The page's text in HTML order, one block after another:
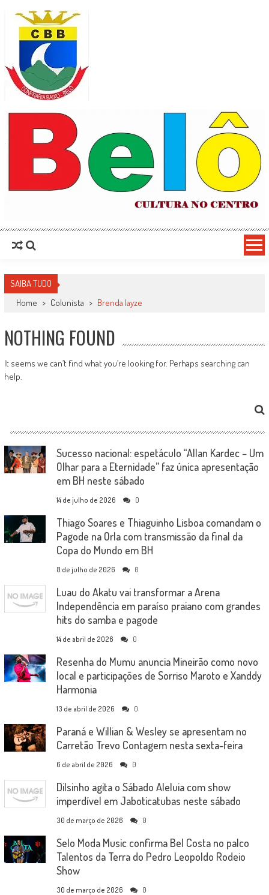
SAIBA TUDO
Home > Colunista > Brenda layze
NOTHING FOUND
It seems we can’t find what you’re looking for. Perhaps searching can
help.
Sucesso nacional: espetáculo “Allan Kardec – Um
Olhar para a Eternidade” faz única apresentação
em BH neste sábado
14 de julho de 2026 0
Thiago Soares e Thiaguinho Lisboa comandam o
Pagode na Orla com transmissão da final da
Copa do Mundo em BH
8 de julho de 2026 0
Luau do Akatu vai transformar a Arena
Independência em paraíso praiano com grandes
hits do samba e pagode
14 de abril de 2026 0
Resenha do Mumu anuncia Mineirão como novo
local e participações de Sorriso Maroto e Xanddy
Harmonia
13 de abril de 2026 0
Paraná e Willian & Wesley se apresentam no
Carretão Trevo Contagem nesta sexta-feira
6 de abril de 2026 0
Dilsinho agita o Sábado Aleluia com show
imperdível em Jaboticatubas neste sábado
30 de março de 2026 0
Selo Moda Music confirma Bel Costa no palco
Talentos da Terra do Pedro Leopoldo Rodeio
Show
30 de março de 2026 0